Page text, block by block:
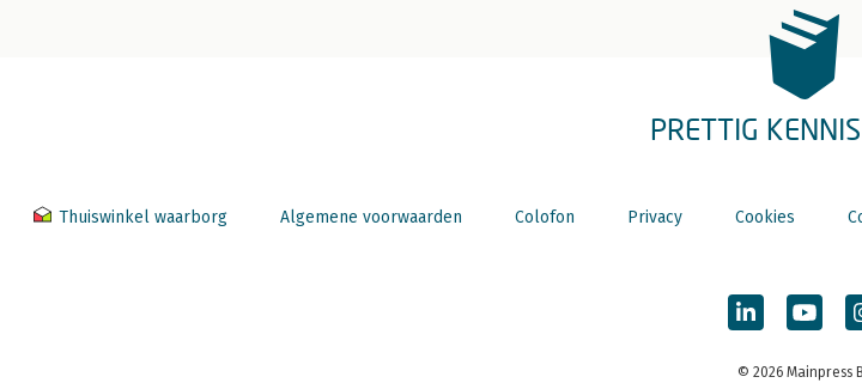
PRETTIG
Thuiswinkel waarborg Algemene voorwaarden Colofon Privacy Cookies
© 2026 Mainpress